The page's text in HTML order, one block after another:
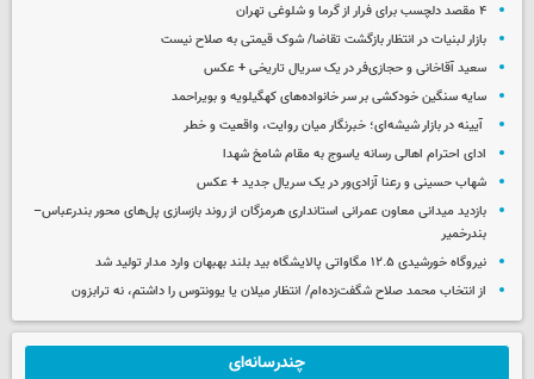
۴ مقصد دلچسب برای فرار از گرما و شلوغی تهران
بازار لبنیات در انتظار بازگشت تقاضا/ شوک قیمتی به صلاح نیست
سعید آقاخانی و حجازی‌فر در یک سریال تاریخی + عکس
سایه سنگین خودکشی بر سر خانواده‌های کهگیلویه و بویراحمد
آیینه در بازار شیشه‌ای؛ خبرنگار میان روایت، واقعیت و خطر
ادای احترام اهالی رسانه یاسوج به مقام شامخ شهدا
شهاب حسینی و رعنا آزادی‌ور در یک سریال جدید + عکس
بازدید میدانی معاون عمرانی استانداری هرمزگان از روند بازسازی پل‌های محور بندرعباس–
بندرخمیر
نیروگاه خورشیدی ۱۲.۵ مگاواتی پالایشگاه بید بلند بهبهان وارد مدار تولید شد
از انتخاب محمد صلاح شگفت‌زده‌ام/ انتظار میلان یا یوونتوس را داشتم، نه ترابزون
چندرسانه‌ای